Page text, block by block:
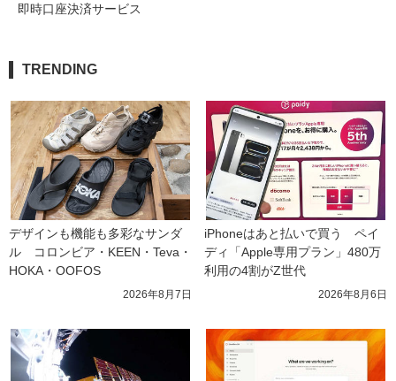
即時口座決済サービス
TRENDING
デザインも機能も多彩なサンダ
ル　コロンビア・KEEN・Teva・
HOKA・OOFOS
2026年8月7日
iPhoneはあと払いで買う　ペイ
ディ「Apple専用プラン」480万
利用の4割がZ世代
2026年8月6日